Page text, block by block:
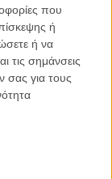
που
ή
ή να
τις σημάνσεις
σας για τους